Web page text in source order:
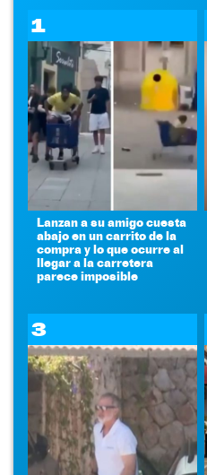
1
Lanzan a su amigo cuesta
abajo en un carrito de la
compra y lo que ocurre al
llegar a la carretera
parece imposible
3